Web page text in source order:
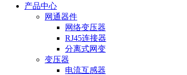
产品中心
网通器件
网络变压器
RJ45连接器
分离式网变
变压器
电流互感器